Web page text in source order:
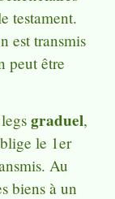
testament.
est transmis
peut être
graduel,
le 1er
Au
biens à un